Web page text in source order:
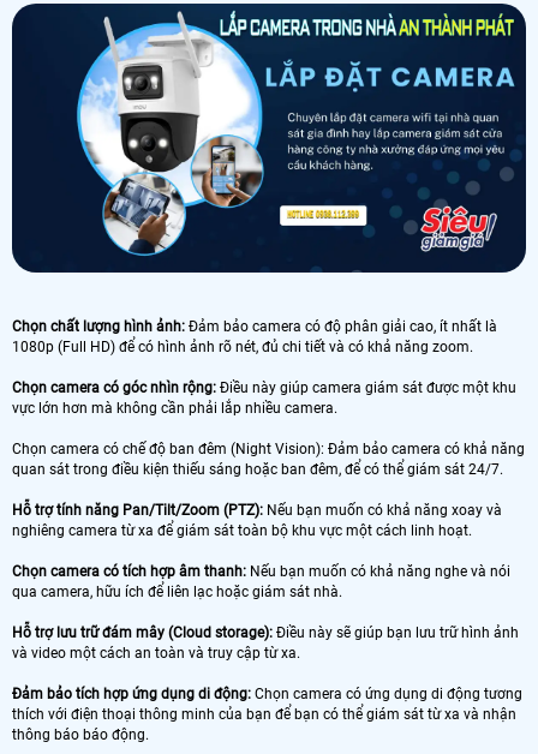
Chọn chất lượng hình ảnh: Đảm bảo camera có độ phân giải cao, ít nhất là
1080p (Full HD) để có hình ảnh rõ nét, đủ chi tiết và có khả năng zoom.
Chọn camera có góc nhìn rộng: Điều này giúp camera giám sát được một khu
vực lớn hơn mà không cần phải lắp nhiều camera.
Chọn camera có chế độ ban đêm (Night Vision): Đảm bảo camera có khả năng
quan sát trong điều kiện thiếu sáng hoặc ban đêm, để có thể giám sát 24/7.
Hỗ trợ tính năng Pan/Tilt/Zoom (PTZ): Nếu bạn muốn có khả năng xoay và
nghiêng camera từ xa để giám sát toàn bộ khu vực một cách linh hoạt.
Chọn camera có tích hợp âm thanh: Nếu bạn muốn có khả năng nghe và nói
qua camera, hữu ích để liên lạc hoặc giám sát nhà.
Hỗ trợ lưu trữ đám mây (Cloud storage): Điều này sẽ giúp bạn lưu trữ hình ảnh
và video một cách an toàn và truy cập từ xa.
Đảm bảo tích hợp ứng dụng di động: Chọn camera có ứng dụng di động tương
thích với điện thoại thông minh của bạn để bạn có thể giám sát từ xa và nhận
thông báo báo động.